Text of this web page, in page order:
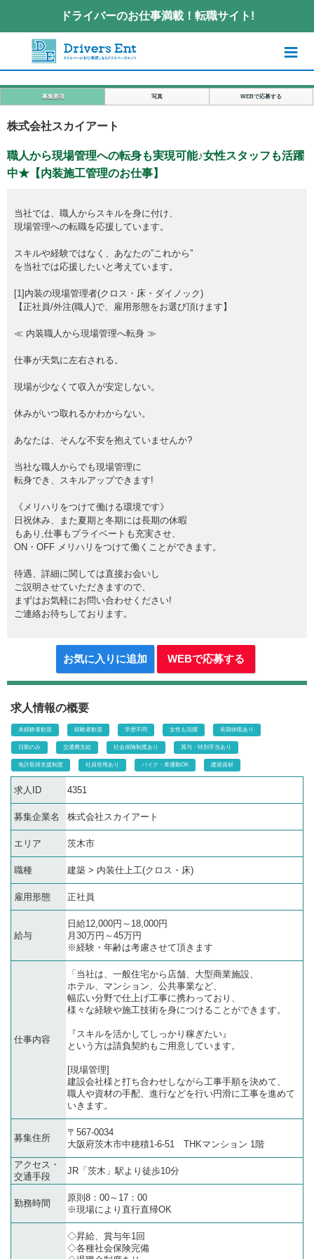
ドライバーのお仕事満載！転職サイト!
≡
募集要項 写真 WEBで応募する
株式会社スカイアート
職人から現場管理への転身も実現可能♪女性スタッフも活躍
中★【内装施工管理のお仕事】
当社では、職人からスキルを身に付け、
現場管理への転職を応援しています。
スキルや経験ではなく、あなたの”これから”
を当社では応援したいと考えています。
[1]内装の現場管理者(クロス・床・ダイノック)
【正社員/外注(職人)で、雇用形態をお選び頂けます】
≪ 内装職人から現場管理へ転身 ≫
仕事が天気に左右される。
現場が少なくて収入が安定しない。
休みがいつ取れるかわからない。
あなたは、そんな不安を抱えていませんか?
当社な職人からでも現場管理に
転身でき、スキルアップできます!
《メリハリをつけて働ける環境です》
日祝休み、また夏期と冬期には長期の休暇
もあり,仕事もプライベートも充実させ、
ON・OFF メリハリをつけて働くことができます。
待遇、詳細に関しては直接お会いし
ご説明させていただきますので、
まずはお気軽にお問い合わせください!
ご連絡お待ちしております。
お気に入りに追加 WEBで応募する
求人情報の概要
未経験者歓迎 経験者歓迎 学歴不問 女性も活躍 長期休暇あり
日勤のみ 交通費支給 社会保険制度あり 賞与・特別手当あり
免許取得支援制度 社員登用あり バイク・車通勤OK 建築資材
求人ID 4351
募集企業名 株式会社スカイアート
エリア 茨木市
職種 建築 > 内装仕上工(クロス・床)
雇用形態 正社員
給与
日給12,000円～18,000円
月30万円～45万円
※経験・年齢は考慮させて頂きます
仕事内容
「当社は、一般住宅から店舗、大型商業施設、
ホテル、マンション、公共事業など、
幅広い分野で仕上げ工事に携わっており、
様々な経験や施工技術を身につけることができます。
『スキルを活かしてしっかり稼ぎたい』
という方は請負契約もご用意しています。
[現場管理]
建設会社様と打ち合わせしながら工事手順を決めて、
職人や資材の手配、進行などを行い円滑に工事を進めて
いきます。
募集住所
〒567-0034
大阪府茨木市中穂積1-6-51 THKマンション 1階
アクセス・
交通手段
JR「茨木」駅より徒歩10分
勤務時間
原則8：00～17：00
※現場により直行直帰OK
◇昇給、賞与年1回
◇各種社会保険完備